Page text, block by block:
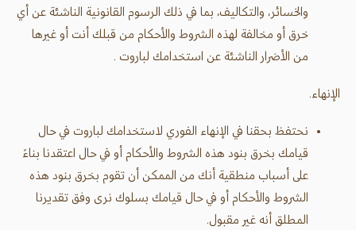
والخسائر، والتكاليف، بما في ذلك الرسوم القانونية الناشئة عن أي
خرق أو مخالفة لهذه الشروط والأحكام من قبلك أنت أو غيرها
من الأضرار الناشئة عن استخدامك لباروت .
الإنهاء.
نحتفظ بحقنا في الإنهاء الفوري لاستخدامك لباروت في حال
قيامك بخرق بنود هذه الشروط والأحكام أو في حال اعتقدنا بناءً
على أسباب منطقية أنك من الممكن أن تقوم بخرق بنود هذه
الشروط والأحكام أو في حال قيامك بسلوك نرى وفق تقديرنا
المطلق أنه غير مقبول.